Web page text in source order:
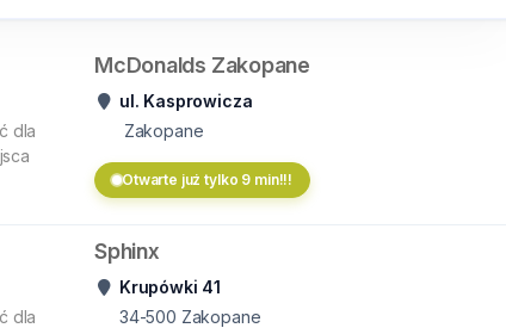
dla
McDonalds Zakopane
ul. Kasprowicza
Zakopane
Otwarte już tylko 9 min!!!
dla
Sphinx
Krupówki 41
34-500 Zakopane